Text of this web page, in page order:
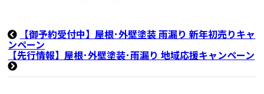
【御予約受付中】屋根･外壁塗装 雨漏り 新年初売りキャ
ンペーン
【先行情報】屋根･外壁塗装･雨漏り 地域応援キャンペーン